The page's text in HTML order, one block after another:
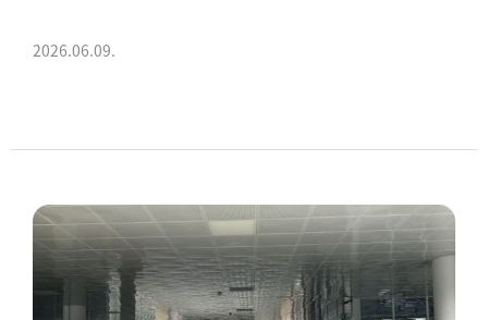
2026.06.09.